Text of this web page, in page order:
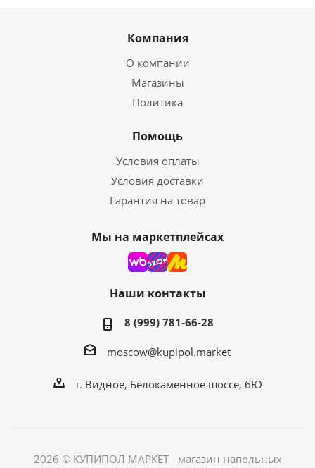
Компания
О компании
Магазины
Политика
Помощь
Условия оплаты
Условия доставки
Гарантия на товар
Мы на маркетплейсах
Наши контакты
8 (999) 781-66-28
moscow@kupipol.market
г. Видное, Белокаменное шоссе, 6Ю
2026 © КУПИПОЛ МАРКЕТ - магазин напольных